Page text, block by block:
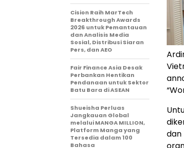
dan
Cision Raih MarTech
Breakthrough Awards
2026 untuk Pemantauan
dan Analisis Media
Sosial, Distribusi Siaran
Pers, dan AEO
Fair Finance Asia Desak
Perbankan Hentikan
Pendanaan untuk Sektor
Batu Bara di ASEAN
Shueisha Perluas
Jangkauan Global
melalui MANGA MILLION,
Platform Manga yang
Tersedia dalam 100
Bahasa